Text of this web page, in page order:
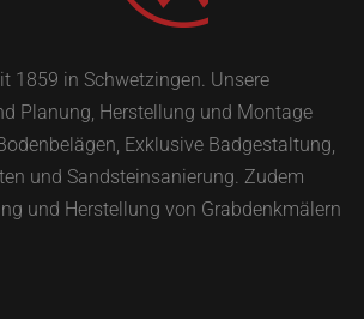
1859 in Schwetzingen. Unsere
Planung, Herstellung und Montage
Exklusive Badgestaltung,
und Sandsteinsanierung. Zudem
und Herstellung von Grabdenkmälern